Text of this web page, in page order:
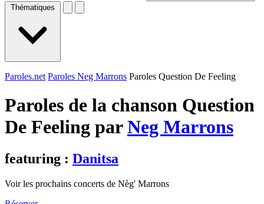
Thématiques
Paroles.net Paroles Neg Marrons Paroles Question De Feeling
Paroles de la chanson Question
De Feeling parNeg Marrons
featuring : Danitsa
Voir les prochains concerts de Nèg' Marrons